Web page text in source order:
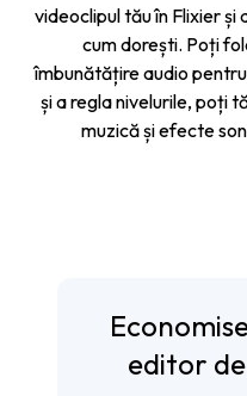
videoclipul tău în Flixier
cum dorești. Poți
îmbunătățire audio
și a regla nivelurile, poți
muzică și efecte
editor